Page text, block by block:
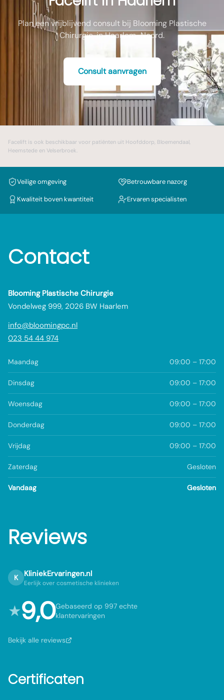
Plan een vrijblijvend consult bij Blooming Plastische
Chirurgie, in Haarlem-Noord.
Consult aanvragen
Facelift is ook beschikbaar voor patiënten uit Hoofddorp Bloemendaal
Heemstede en Velserbroek.
Veilige omgeving Betrouwbare nazorg
Kwaliteit boven kwantiteit Ervaren specialisten
Contact
Blooming Plastische Chirurgie
Vondelweg 999, 2026 BW Haarlem
info@bloomingpc.nl
023 54 44 974
Maandag 09:00 – 17:00
Dinsdag 09:00 – 17:00
Woensdag 09:00 – 17:00
Donderdag 09:00 – 17:00
Vrijdag 09:00 – 17:00
Zaterdag Gesloten
Vandaag Gesloten
Reviews
K KliniekErvaringen.nl
Eerlijk over cosmetische klinieken
★9,0Gebaseerd op 997 echte
klantervaringen
Bekijk alle reviews
Certificaten